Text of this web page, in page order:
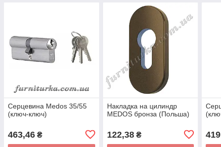
Серцевина Medos 35/55
(ключ-ключ)
463,46 ₴
Накладка на цилиндр
MEDOS бронза (Польша)
122,38₴